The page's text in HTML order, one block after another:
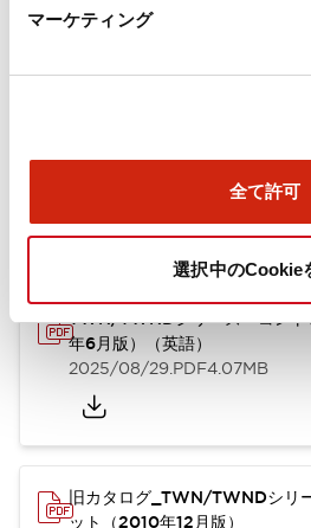
マーケティング
全て許可
選択中のCookie
年6月版）（日本語）
4.92MB
TWN/TWNDシリーズ コント
年6月版）（英語）
2025/08/29.PDF4.07MB
旧カタログ_TWN/TWNDシリ
ット（2010年12月版）